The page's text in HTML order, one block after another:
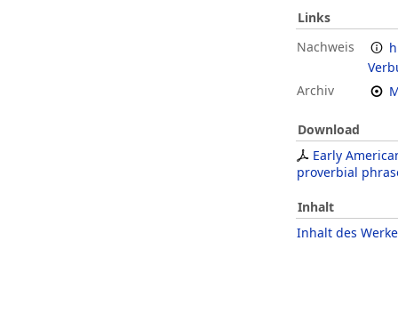
Links
Nachweis
Archiv
Download
Early
proverbial
Inhalt
Inhalt des